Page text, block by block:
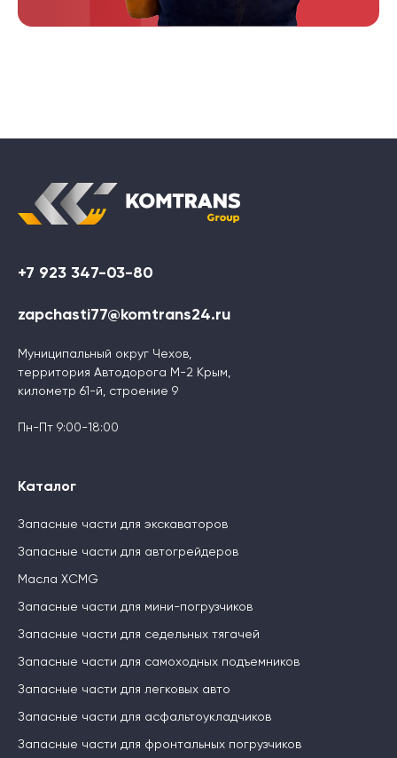
+7 923 347-03-80
zapchasti77@komtrans24.ru
Муниципальный округ Чехов,
территория Автодорога М-2 Крым,
километр 61-й, строение 9
Пн-Пт 9:00-18:00
Каталог
Запасные части для экскаваторов
Запасные части для автогрейдеров
Масла XCMG
Запасные части для мини-погрузчиков
Запасные части для седельных тягачей
Запасные части для самоходных подъемников
Запасные части для легковых авто
Запасные части для асфальтоукладчиков
Запасные части для фронтальных погрузчиков